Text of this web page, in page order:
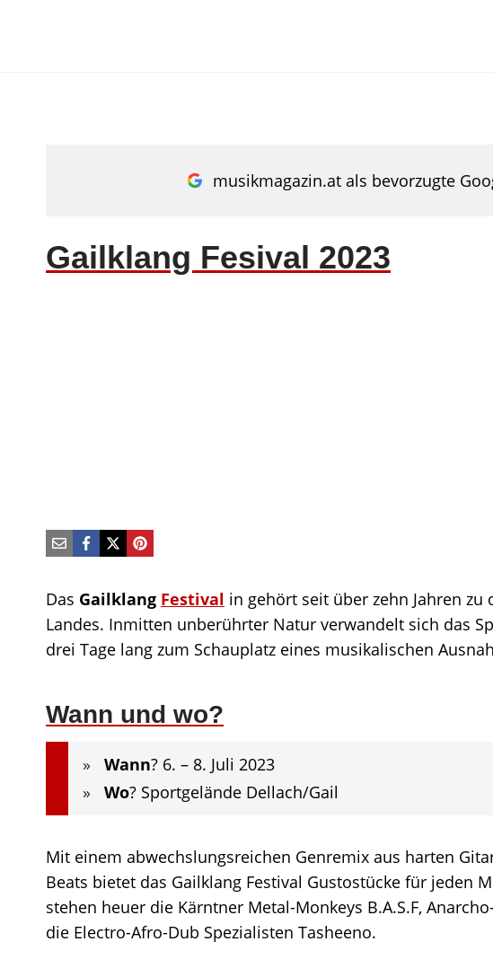
musikmagazin.at als bevorzugte
Gailklang Fesival 2023
Das Gailklang Festival in gehört seit über zehn Jahren
Landes. Inmitten unberührter Natur verwandelt sich das
drei Tage lang zum Schauplatz eines musikalischen
Wann und wo?
Wann? 6. – 8. Juli 2023
Wo? Sportgelände Dellach/Gail
Mit einem abwechslungsreichen Genremix aus harten
Beats bietet das Gailklang Festival Gustostücke für jeden
stehen heuer die Kärntner Metal-Monkeys B.A.S.F,
die Electro-Afro-Dub Spezialisten Tasheeno.